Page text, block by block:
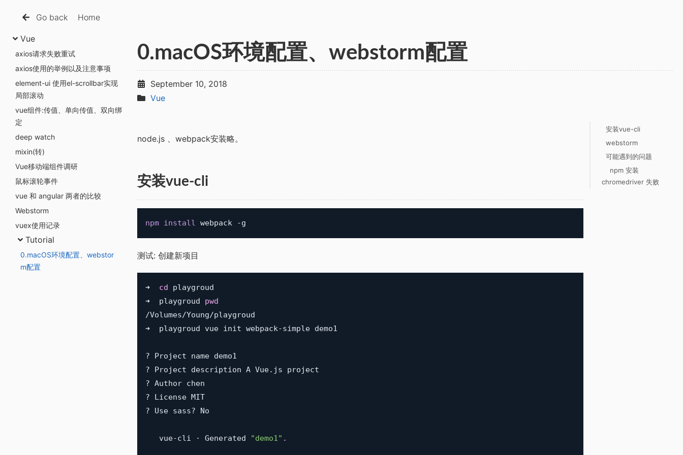
Go back Home
Vue
axios请求失败重试
axios使用的举例以及注意事项
element-ui 使用el-scrollbar实现
局部滚动
vue组件:传值、单向传值、双向绑
定
deep watch
mixin(转)
Vue移动端组件调研
鼠标滚轮事件
vue 和 angular 两者的比较
Webstorm
vuex使用记录
Tutorial
0.macOS环境配置、webstor
m配置
0.macOS环境配置、webstorm配置
September 10, 2018
Vue
node.js 、webpack安装略。
安装vue-cli
npm install
测试: 创建新项目
➜ cd playgroud
➜  playgroud pwd
/Volumes/Young/playgroud
➜  playgroud vue init webpack-simple demo1
? Project name demo1
? Project description A Vue.js project
? Author chen
? License MIT
? Use sass? No
   vue-cli · Generated
"demo1" .
安装vue-cli
webstorm
可能遇到的问题
npm 安装
chromedriver 失败